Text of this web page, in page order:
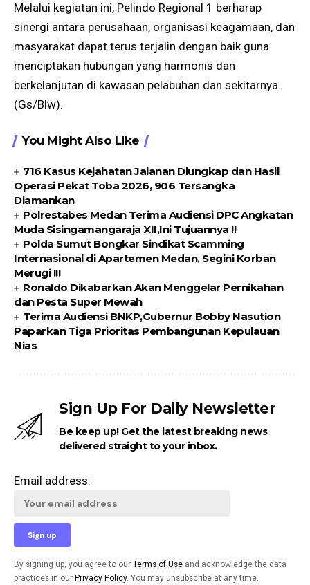
Melalui kegiatan ini, Pelindo Regional 1 berharap
sinergi antara perusahaan, organisasi keagamaan, dan
masyarakat dapat terus terjalin dengan baik guna
menciptakan hubungan yang harmonis dan
berkelanjutan di kawasan pelabuhan dan sekitarnya.
(Gs/Blw).
You Might Also Like
716 Kasus Kejahatan Jalanan Diungkap dan Hasil
Operasi Pekat Toba 2026, 906 Tersangka
Diamankan
Polrestabes Medan Terima Audiensi DPC Angkatan
Muda Sisingamangaraja XII,Ini Tujuannya !!
Polda Sumut Bongkar Sindikat Scamming
Internasional di Apartemen Medan, Segini Korban
Merugi !!!
Ronaldo Dikabarkan Akan Menggelar Pernikahan
dan Pesta Super Mewah
Terima Audiensi BNKP,Gubernur Bobby Nasution
Paparkan Tiga Prioritas Pembangunan Kepulauan
Nias
Sign Up For Daily Newsletter
Be keep up! Get the latest breaking news
delivered straight to your inbox.
Email address:
By signing up, you agree to our Terms of Use and acknowledge the data
practices in our Privacy Policy. You may unsubscribe at any time.